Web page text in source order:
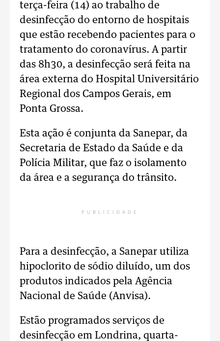
terça-feira (14) ao trabalho de
desinfecção do entorno de hospitais
que estão recebendo pacientes para o
tratamento do coronavírus. A partir
das 8h30, a desinfecção será feita na
área externa do Hospital Universitário
Regional dos Campos Gerais, em
Ponta Grossa.
Esta ação é conjunta da Sanepar, da
Secretaria de Estado da Saúde e da
Polícia Militar, que faz o isolamento
da área e a segurança do trânsito.
PUBLICIDADE
Para a desinfecção, a Sanepar utiliza
hipoclorito de sódio diluído, um dos
produtos indicados pela Agência
Nacional de Saúde (Anvisa).
Estão programados serviços de
desinfecção em Londrina, quarta-